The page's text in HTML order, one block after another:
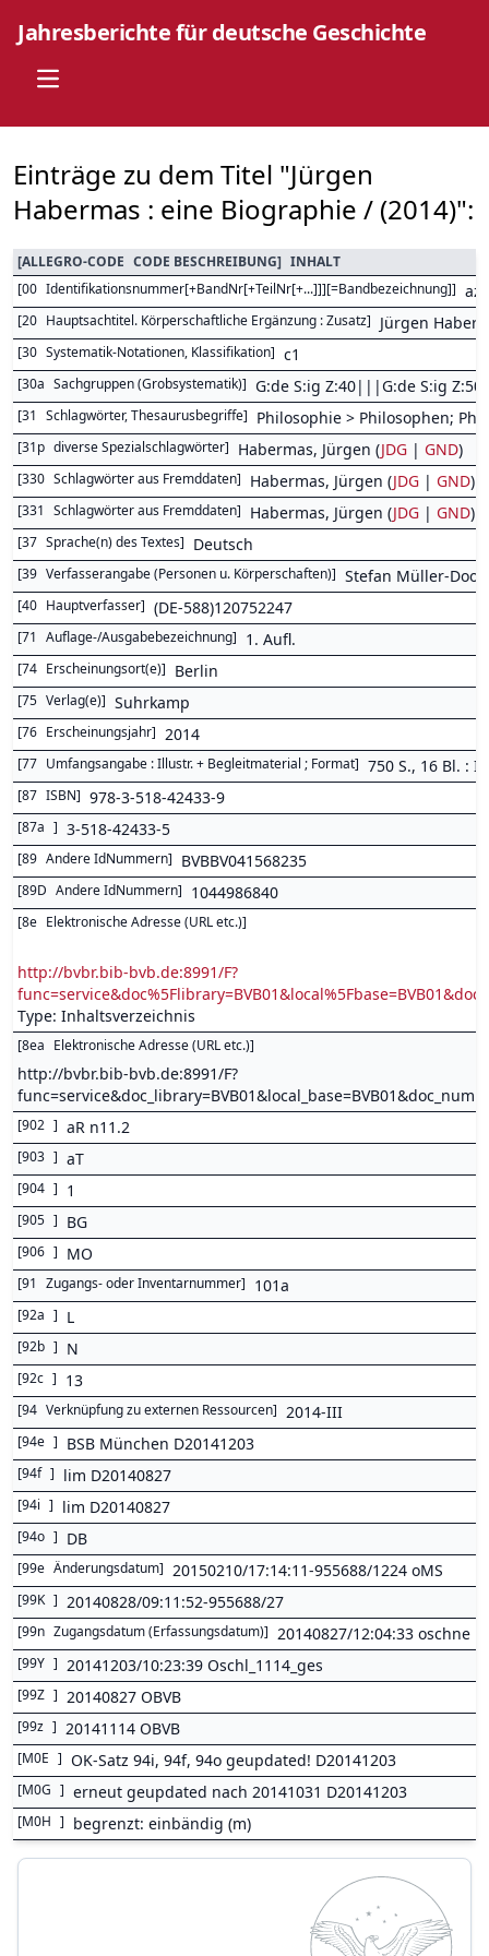
Jahresberichte für deutsche Geschichte
Open main menu
Einträge zu dem Titel "Jürgen
Habermas : eine Biographie / (2014)":
[ALLEGRO-CODE CODE BESCHREIBUNG] INHALT
[00 Identifikationsnummer[+BandNr[+TeilNr[+...]]][=Bandbezeichnung]]
[20 Hauptsachtitel. Körperschaftliche Ergänzung : Zusatz] Jürgen
[30 Systematik-Notationen, Klassifikation] c1
[30a Sachgruppen (Grobsystematik)] G:de S:ig Z:40|||G:de S:ig
[31 Schlagwörter, Thesaurusbegriffe] Philosophie > Philosophen;
[31p diverse Spezialschlagwörter] Habermas, Jürgen (JDG | GND)
[330 Schlagwörter aus Fremddaten] Habermas, Jürgen (JDG | GND)
[331 Schlagwörter aus Fremddaten] Habermas, Jürgen (JDG | GND)
[37 Sprache(n) des Textes] Deutsch
[39 Verfasserangabe (Personen u. Körperschaften)] Stefan Müller-
[40 Hauptverfasser] (DE-588)120752247
[71 Auflage-/Ausgabebezeichnung] 1. Aufl.
[74 Erscheinungsort(e)] Berlin
[75 Verlag(e)] Suhrkamp
[76 Erscheinungsjahr] 2014
[77 Umfangsangabe : Illustr. + Begleitmaterial ; Format] 750 S., 16 Bl. :
[87 ISBN] 978-3-518-42433-9
[87a ] 3-518-42433-5
[89 Andere IdNummern] BVBBV041568235
[89D Andere IdNummern] 1044986840
[8e Elektronische Adresse (URL etc.)]
http://bvbr.bib-bvb.de:8991/F?
Type: Inhaltsverzeichnis
[8ea Elektronische Adresse (URL etc.)]
http://bvbr.bib-bvb.de:8991/F?
[902 ] aR n11.2
[903 ] aT
[904 ] 1
[905 ] BG
[906 ] MO
[91 Zugangs- oder Inventarnummer] 101a
[92a ] L
[92b ] N
[92c ] 13
[94 Verknüpfung zu externen Ressourcen] 2014-III
[94e ] BSB München D20141203
[94f ] lim D20140827
[94i ] lim D20140827
[94o ] DB
[99e Änderungsdatum] 20150210/17:14:11-955688/1224 oMS
[99K ] 20140828/09:11:52-955688/27
[99n Zugangsdatum (Erfassungsdatum)] 20140827/12:04:33 oschne
[99Y ] 20141203/10:23:39 Oschl_1114_ges
[99Z ] 20140827 OBVB
[99z ] 20141114 OBVB
[M0E ] OK-Satz 94i, 94f, 94o geupdated! D20141203
[M0G ] erneut geupdated nach 20141031 D20141203
[M0H ] begrenzt: einbändig (m)